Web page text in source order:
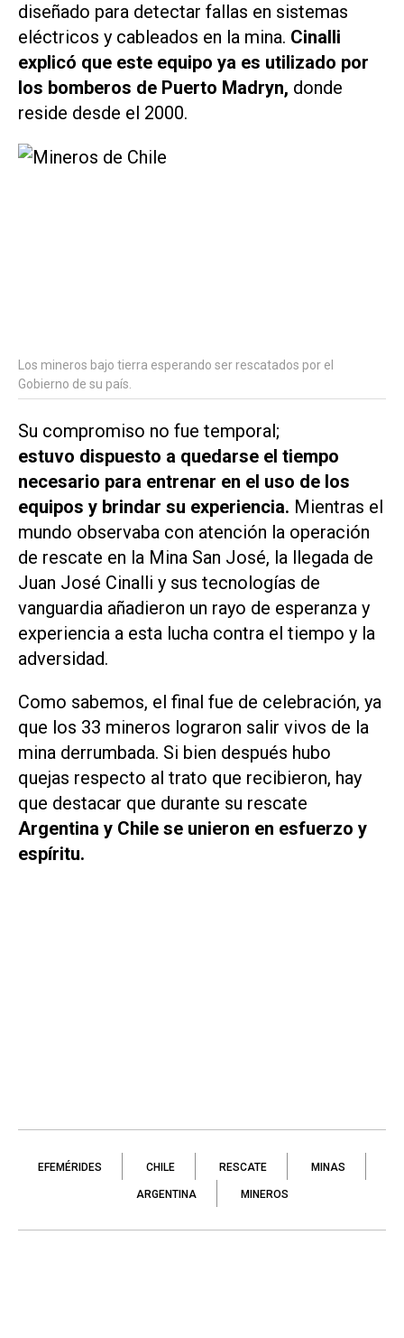
diseñado para detectar fallas en sistemas
eléctricos y cableados en la mina. Cinalli
explicó que este equipo ya es utilizado por
los bomberos de Puerto Madryn, donde
reside desde el 2000.
Los mineros bajo tierra esperando ser rescatados por el
Gobierno de su país.
Su compromiso no fue temporal;
estuvo dispuesto a quedarse el tiempo
necesario para entrenar en el uso de los
equipos y brindar su experiencia. Mientras el
mundo observaba con atención la operación
de rescate en la Mina San José, la llegada de
Juan José Cinalli y sus tecnologías de
vanguardia añadieron un rayo de esperanza y
experiencia a esta lucha contra el tiempo y la
adversidad.
Como sabemos, el final fue de celebración, ya
que los 33 mineros lograron salir vivos de la
mina derrumbada. Si bien después hubo
quejas respecto al trato que recibieron, hay
que destacar que durante su rescate
Argentina y Chile se unieron en esfuerzo y
espíritu.
EFEMÉRIDES CHILE RESCATE MINAS
ARGENTINA MINEROS